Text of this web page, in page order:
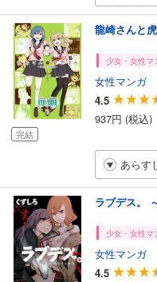
完結
龍崎さんと
少女・女性マ
女性マンガ
4.5
937円 (税込)
あらす
ラブデス。
少女・女性マ
女性マンガ
4.5